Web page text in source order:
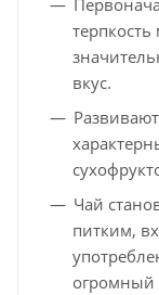
вкус.
Чай
питким,
огромный